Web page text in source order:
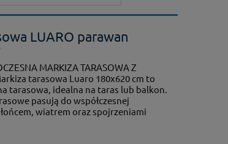
LUARO parawan
MARKIZA TARASOWA Z
tarasowa Luaro 180x620 cm to
tarasowa, idealna na taras lub balkon.
pasują do współczesnej
wiatrem oraz spojrzeniami